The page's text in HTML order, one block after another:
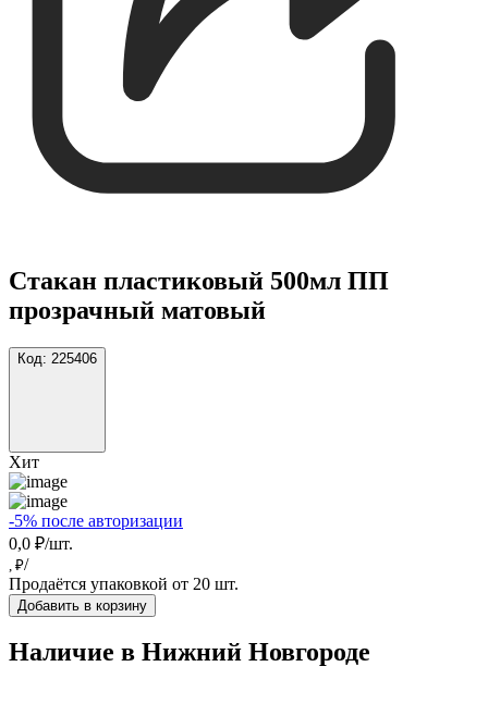
Стакан пластиковый 500мл ПП
прозрачный матовый
Код: 225406
Хит
-5% после авторизации
0,0 ₽/шт.
, ₽/
Продаётся упаковкой от 20 шт.
Добавить в корзину
Наличие в Нижний Новгородe